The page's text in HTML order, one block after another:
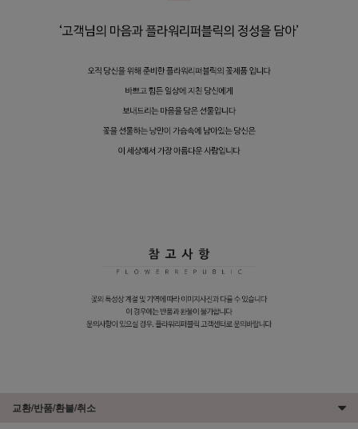
교환/반품/환불/취소